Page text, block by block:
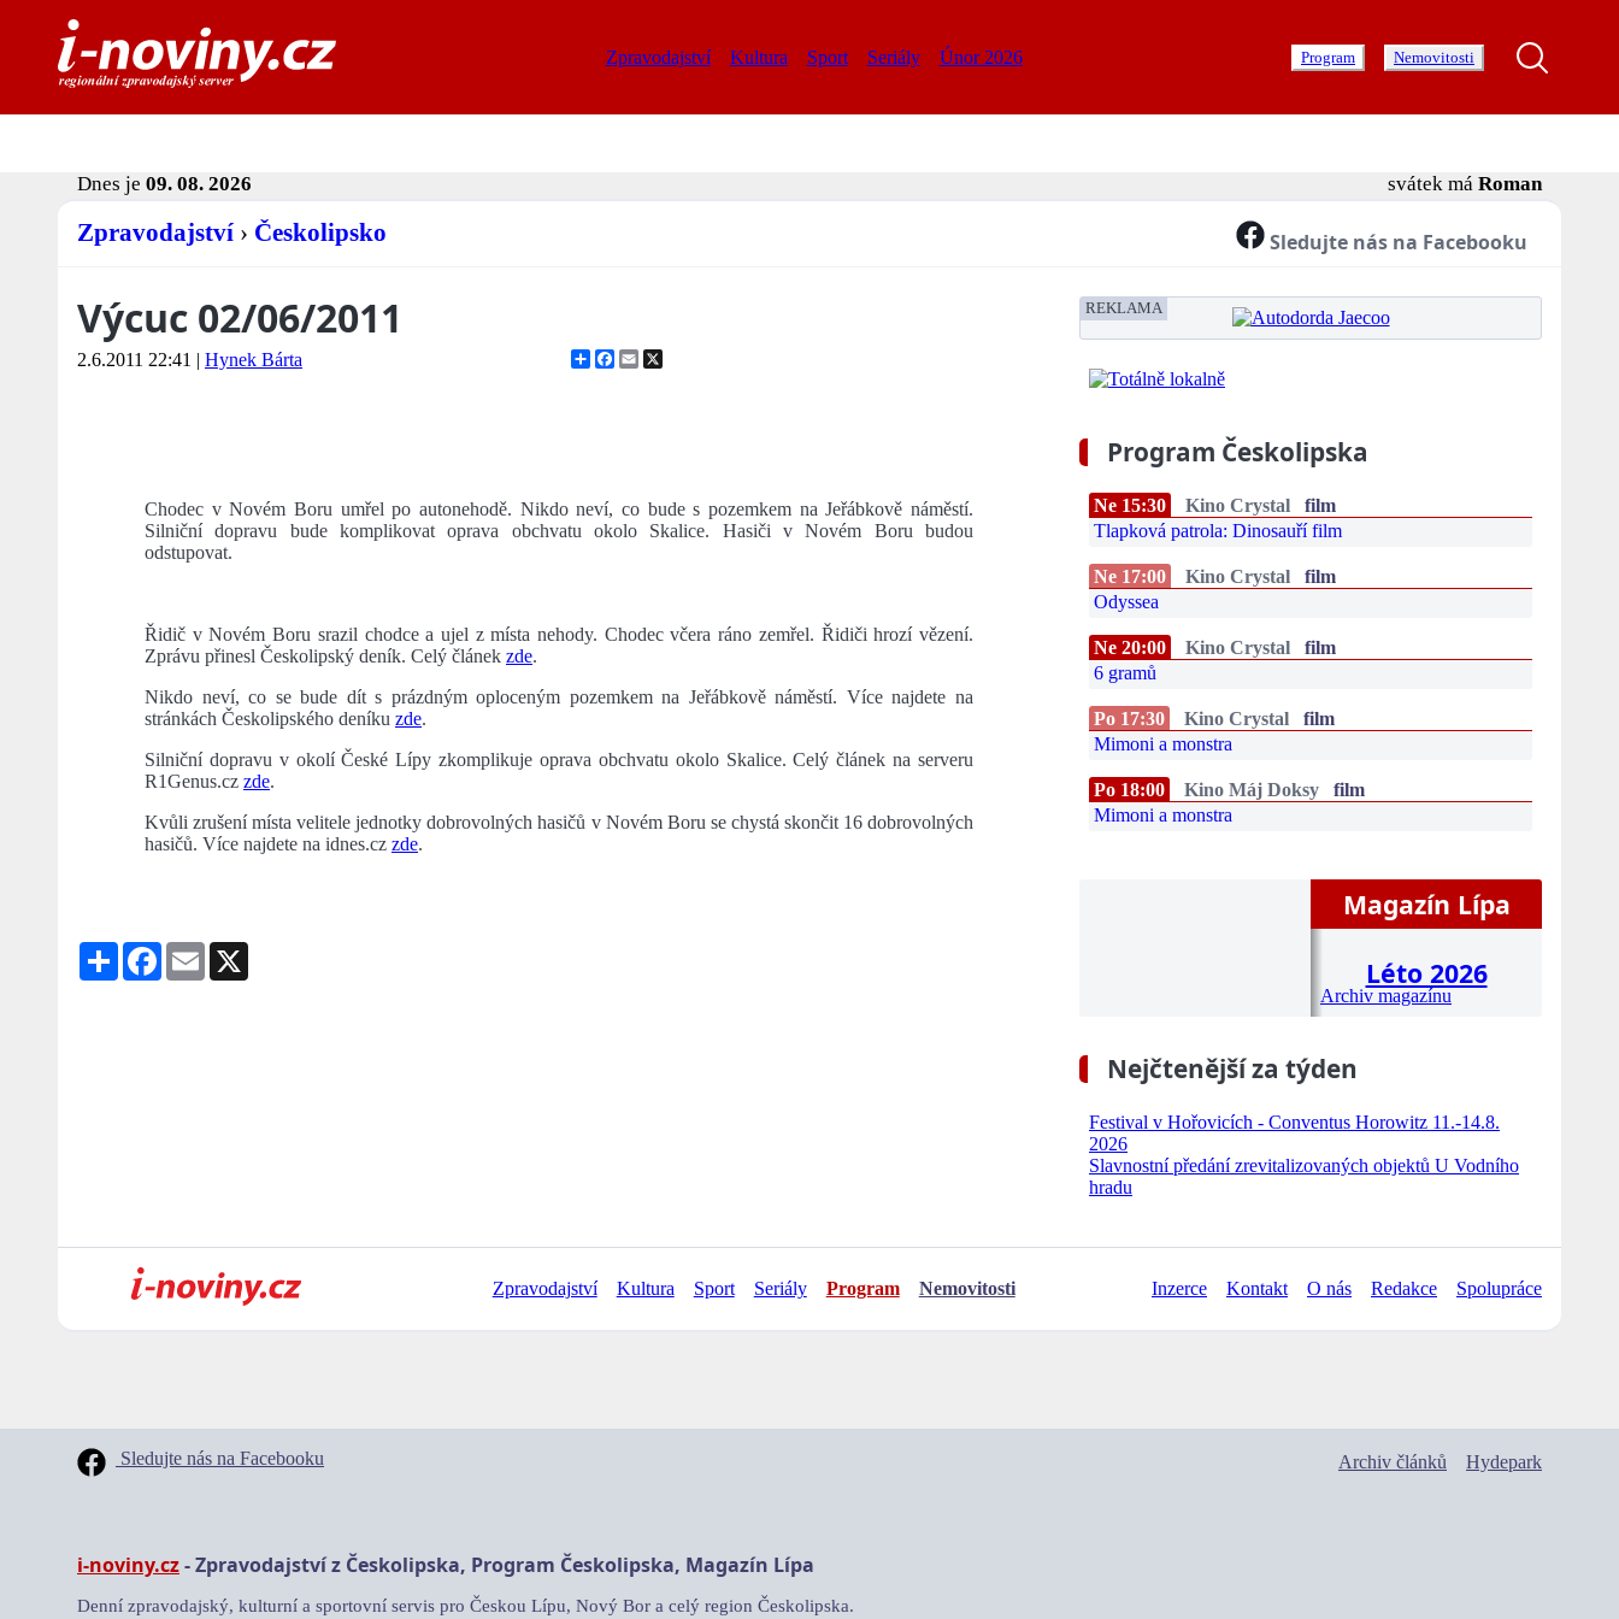
Zpravodajství Kultura Sport Seriály Únor 2026 Program Nemovitosti
Dnes je 09. 08. 2026 svátek má Roman
Zpravodajství › Českolipsko Sledujte nás na Facebooku
Výcuc 02/06/2011
2.6.2011 22:41 | Hynek Bárta ShareFacebook
Email
Chodec v Novém Boru umřel po autonehodě. Nikdo neví, co bude s pozemkem na Jeřábkově náměstí.
Silniční dopravu bude komplikovat oprava obchvatu okolo Skalice. Hasiči v Novém Boru budou
odstupovat.
Řidič v Novém Boru srazil chodce a ujel z místa nehody. Chodec včera ráno zemřel. Řidiči hrozí vězení.
Zprávu přinesl Českolipský deník. Celý článek zde.
Nikdo neví, co se bude dít s prázdným oploceným pozemkem na Jeřábkově náměstí. Více najdete na
stránkách Českolipského deníku zde.
Silniční dopravu v okolí České Lípy zkomplikuje oprava obchvatu okolo Skalice. Celý článek na serveru
R1Genus.cz zde.
Kvůli zrušení místa velitele jednotky dobrovolných hasičů v Novém Boru se chystá skončit 16 dobrovolných
hasičů. Více najdete na idnes.cz zde.
Share Facebook
Email
REKLAMA
Program Českolipska
Ne 15:30 Kino Crystal
film
Tlapková patrola: Dinosauří film
Ne 17:00 Kino Crystal
film
Odyssea
Ne 20:00 Kino Crystal
film
6 gramů
Po 17:30 Kino Crystal
film
Mimoni a monstra
Po 18:00 Kino Máj Doksy
film
Mimoni a monstra
Magazín Lípa
Léto 2026
Archiv magazínu
Nejčtenější za týden
Festival v Hořovicích - Conventus Horowitz 11.-14.8.
2026
Slavnostní předání zrevitalizovaných objektů U Vodního
hradu
Zpravodajství Kultura Sport Seriály Program Nemovitosti Inzerce Kontakt O nás Redakce Spolupráce
Sledujte nás na Facebooku Archiv článků Hydepark
i-noviny.cz- Zpravodajství z Českolipska, Program Českolipska, Magazín Lípa
Denní zpravodajský, kulturní a sportovní servis pro Českou Lípu, Nový Bor a celý region Českolipska.